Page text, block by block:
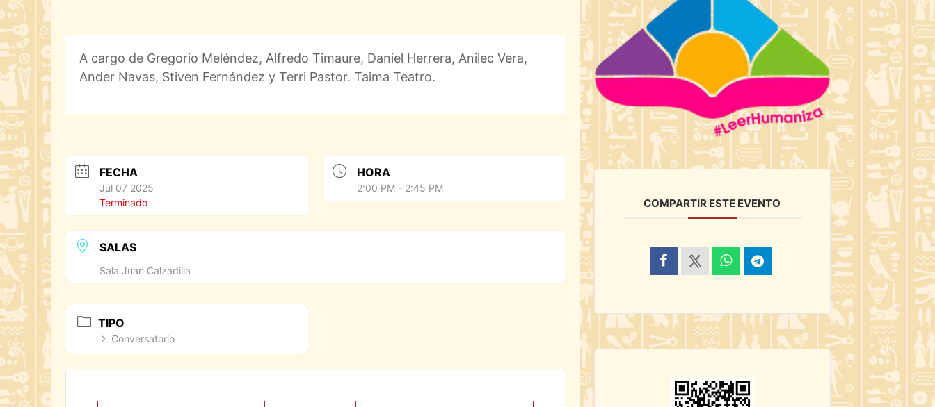
A cargo de Gregorio Meléndez, Alfredo Timaure, Daniel Herrera, Anilec Vera,
Ander Navas, Stiven Fernández y Terri Pastor. Taima Teatro.
FECHA
Jul 07 2025
Terminado
HORA
2:00 PM - 2:45 PM
SALAS
Sala Juan Calzadilla
TIPO
Conversatorio
COMPARTIR ESTE EVENTO